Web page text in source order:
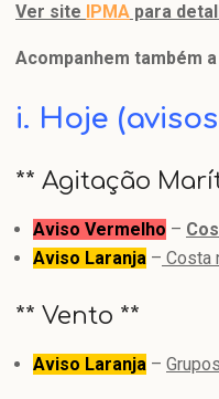
Ver site IPMA para
Acompanhem também
i. Hoje
** Agitação
Aviso Vermelho –
Aviso Laranja – Costa
** Vento **
Aviso Laranja –